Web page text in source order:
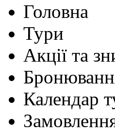
Головна
Тури
Акції та
Календар